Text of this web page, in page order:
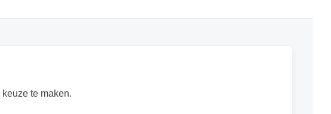
te maken.